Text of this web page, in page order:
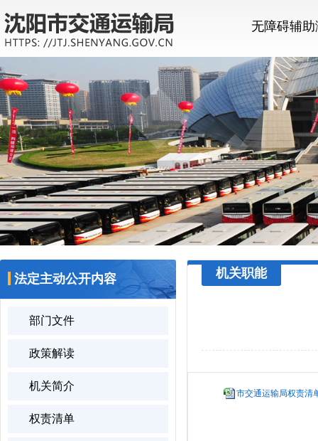
无障碍辅
法定主动公开内容
部门文件
政策解读
机关简介
权责清单
机关职能
市交通运输局权责清